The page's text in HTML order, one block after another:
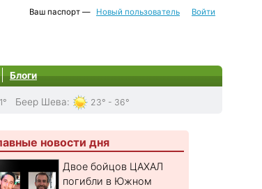
Ваш паспорт — Новый пользователь Войти
Блоги
Беер Шева: 23° - 36°
новости дня
Двое бойцов ЦАХАЛ
погибли в Южном